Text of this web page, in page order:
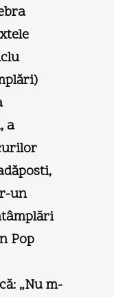
a
un
Pop
„Nu m-